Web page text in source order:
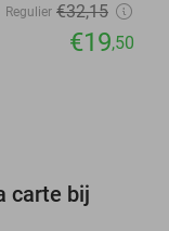
Regulier €32,15
€19,50
carte bij